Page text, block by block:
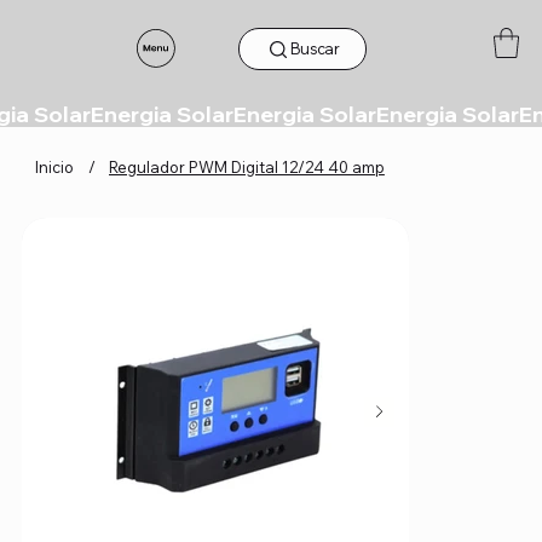
Buscar
Inicio / Regulador PWM Digital 12/24 40 amp